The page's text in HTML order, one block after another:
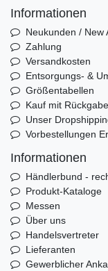
Informationen
Neukunden / New
Zahlung
Versandkosten
Entsorgungs- &
Größentabellen
Kauf mit
Unser
Vorbestellungen
Informationen
Händlerbund -
Produkt-Kataloge
Messen
Über uns
Handelsvertreter
Lieferanten
Gewerblicher